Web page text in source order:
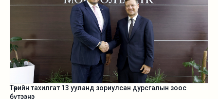
Төрийн тахилгат 13 ууланд зориулсан дурсгалын зоос
бүтээнэ